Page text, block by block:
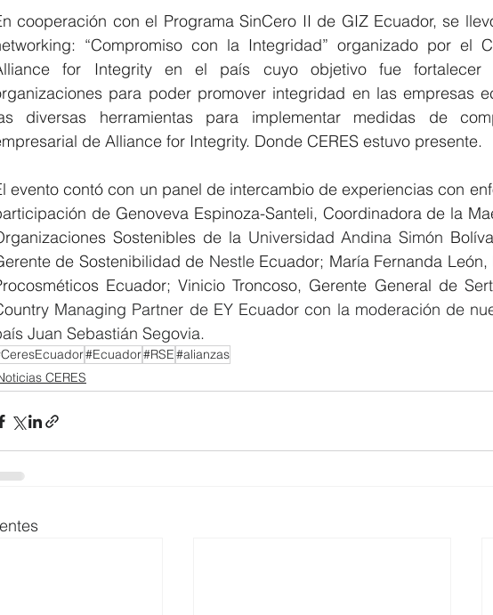
cooperación con el Programa SinCero II de GIZ Ecuador, se
“Compromiso con la Integridad” organizado por el
for Integrity en el país cuyo objetivo fue fortalecer
para poder promover integridad en las empresas
diversas herramientas para implementar medidas de
de Alliance for Integrity. Donde CERES estuvo presente.
evento contó con un panel de intercambio de experiencias con
de Genoveva Espinoza-Santeli, Coordinadora de la
Sostenibles de la Universidad Andina Simón
de Sostenibilidad de Nestle Ecuador; María Fernanda
Ecuador; Vinicio Troncoso, Gerente General de
ry Managing Partner de EY Ecuador con la moderación de
Juan Sebastián Segovia.
#Ecuador#RSE#alianzas
CERES